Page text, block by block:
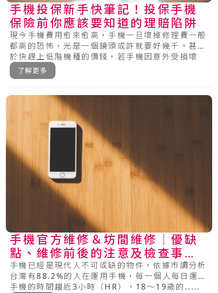
手機投保新手快筆記！投保手機
保險前你應該要知道的理賠陷阱
現今手機費用愈來愈高，手機一旦壞掉修理費一般
都高的恐怖，光是一個鏡頭或許就要好幾千。甚至
於快趕上低階機種的價錢，若手機因意外受損壞
掉，一.....
了解更多
手機官方維修＆坊間維修│優缺
點、維修前後的注意及檢查事項
總整理
手機已經是現代人不可或缺的物件，依據市調分析
台灣有88.2%的人在運用手機，每一個人每日運用
手機的時間趨近3小時（HR），18～19歲的.....